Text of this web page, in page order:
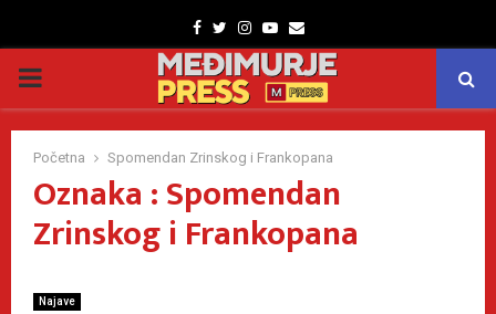
Facebook
TwitterInstagram
Youtube
Email
PRIMARY
MENU
Početna Spomendan Zrinskog i Frankopana
Oznaka : Spomendan
Zrinskog i Frankopana
Najave